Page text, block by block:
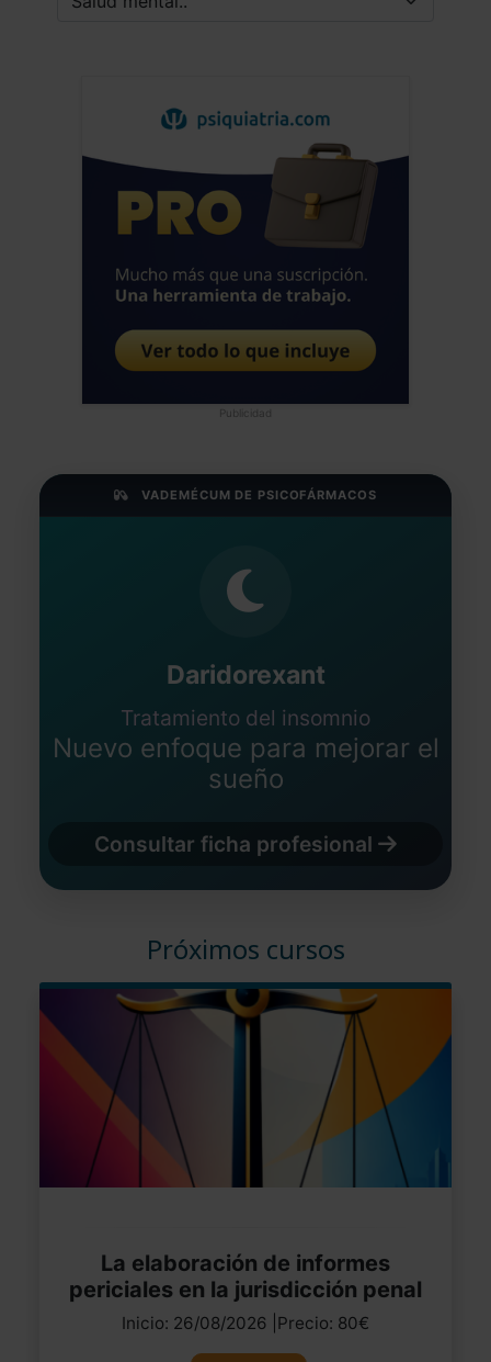
Publicidad
VADEMÉCUM DE PSICOFÁRMACOS
Daridorexant
Tratamiento del insomnio
Nuevo enfoque para mejorar el
sueño
Consultar ficha profesional
Próximos cursos
La elaboración de informes
periciales en la jurisdicción penal
Inicio: 26/08/2026 |Precio: 80€